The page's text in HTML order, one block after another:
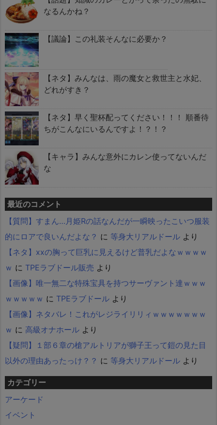
なるんかね？
【議論】この礼装そんなに必要か？
【ネタ】みんなは、雨の魔女と救世主と水妃、
どれがすき？
【ネタ】早く聖杯配ってください！！！ 順番待
ちがこんなにいるんですよ！？！？
【キャラ】みんな意外にカレン使ってないんだ
な
最近のコメント
【質問】すまん…月姫Rの話なんだが一瞬映ったこいつ服装
的にロアで良いんだよな？ に 等身大リアルドール より
【ネタ】xxの胸って巨乳に見えるけど普乳だよなｗｗｗｗ
ｗ に TPEラブドール販売 より
【画像】唯一無二な特殊宝具を持つサーヴァント達ｗｗｗ
ｗｗｗｗｗ に TPEラブドール より
【画像】ネタバレ！これがレジライリリィｗｗｗｗｗｗｗ
ｗ に 高級オナホール より
【疑問】１部６章の槍アルトリアが獅子王って鎧の見た目
以外の理由あったっけ？？ に 等身大リアルドール より
カテゴリー
アーケード
イベント